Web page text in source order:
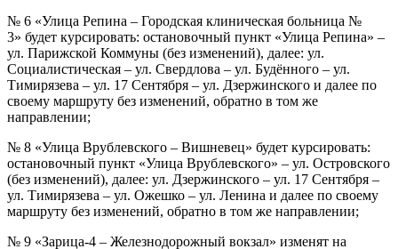
№ 6 «Улица Репина – Городская клиническая больница №
3» будет курсировать: остановочный пункт «Улица Репина» –
ул. Парижской Коммуны (без изменений), далее: ул.
Социалистическая – ул. Свердлова – ул. Будённого – ул.
Тимирязева – ул. 17 Сентября – ул. Дзержинского и далее по
своему маршруту без изменений, обратно в том же
направлении;
№ 8 «Улица Врублевского – Вишневец» будет курсировать:
остановочный пункт «Улица Врублевского» – ул. Островского
(без изменений), далее: ул. Дзержинского – ул. 17 Сентября –
ул. Тимирязева – ул. Ожешко – ул. Ленина и далее по своему
маршруту без изменений, обратно в том же направлении;
№ 9 «Зарица-4 – Железнодорожный вокзал» изменят на